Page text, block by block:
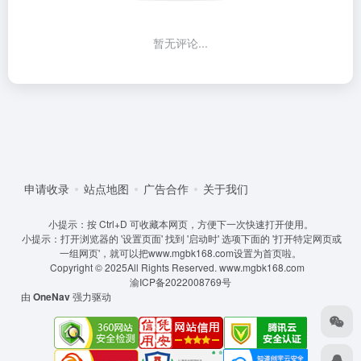
暂无评论...
申请收录 站点地图 广告合作 关于我们
小提示：按 Ctrl+D 可收藏本网页，方便下一次快速打开使用。
小提示：打开浏览器的 '设置页面' 找到 '启动时' 选项下面的 '打开特定网页或
一组网页'，就可以把www.mgbk168.com设置为首页啦。
Copyright © 2025All Rights Reserved. www.mgbk168.com
渝ICP备2022008769号
由 OneNav强力驱动